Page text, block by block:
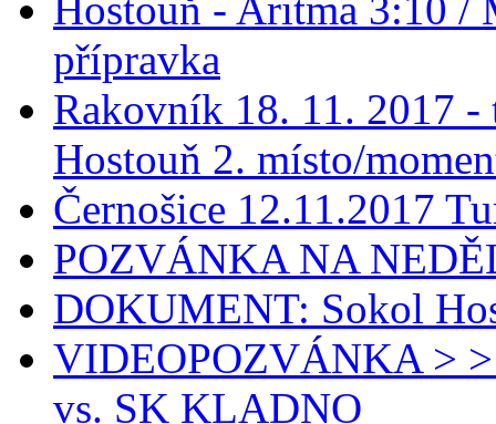
přípravka
Rakovník 18. 11. 2017
Hostouň 2. místo/
Černošice 12.11.2017
POZVÁNKA NA
DOKUMENT: Sokol
VIDEOPOZVÁNKA >
vs. SK KLADNO